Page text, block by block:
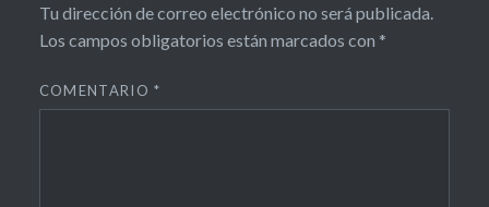
Tu dirección de correo electrónico no será publicada.
Los campos obligatorios están marcados con *
COMENTARIO*